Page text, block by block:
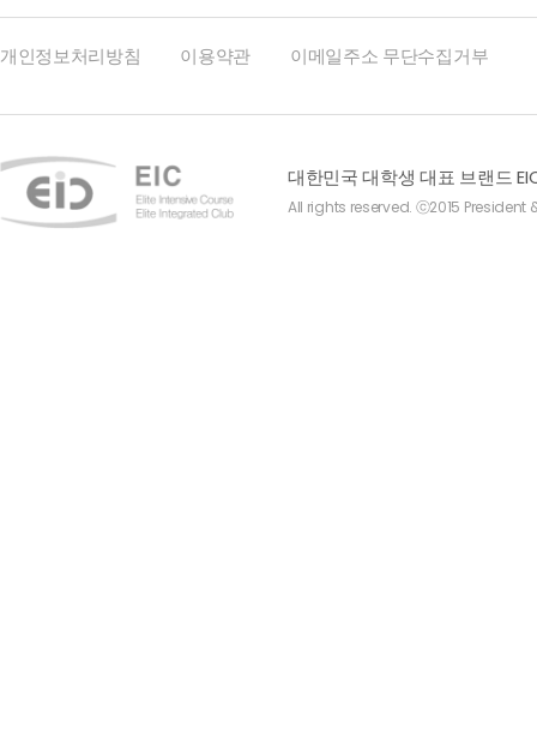
개인정보처리방침 이용약관 이메일주소 무단수집거부
대한민국 대학생 대표 브랜드
All rights reserved. ⓒ2015